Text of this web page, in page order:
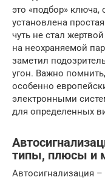
это «подбор»
установлена
чуть не стал
на неохраняемой
заметил
угон. Важно
особенно
электронными
для определенных
типы, плюсы и
Автосигнализация